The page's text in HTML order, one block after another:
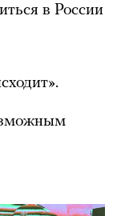
в России